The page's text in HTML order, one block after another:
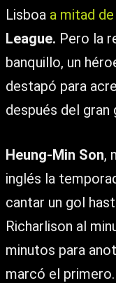
Lisboa a mitad
League. Pero la
banquillo, un
destapó para
después del gran
Heung-Min Son,
inglés la
cantar un gol
Richarlison al
minutos para
marcó el